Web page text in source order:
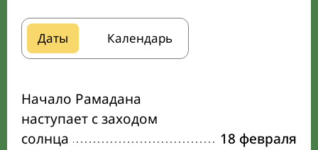
Даты Календарь
Начало Рамадана
наступает с заходом
солнца
18 февраля